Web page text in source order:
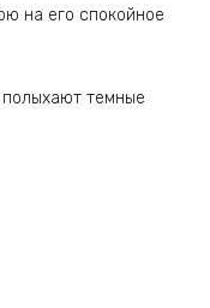
на его спокойное
полыхают темные